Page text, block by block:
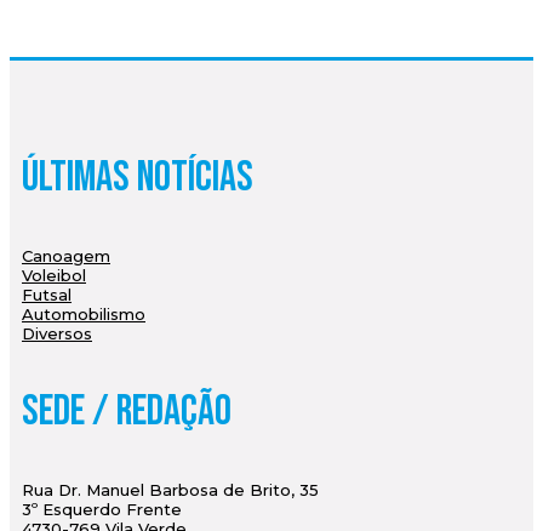
Últimas Notícias
Canoagem
Voleibol
Futsal
Automobilismo
Diversos
Sede / Redação
Rua Dr. Manuel Barbosa de Brito, 35
3º Esquerdo Frente